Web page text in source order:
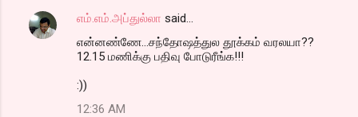
எம்.எம்.அப்துல்லா said…
என்னண்ணே...சந்தோஷத்துல தூக்கம் வரலயா??
12.15 மணிக்கு பதிவு போடுரீங்க!!!
:))
12:36 AM